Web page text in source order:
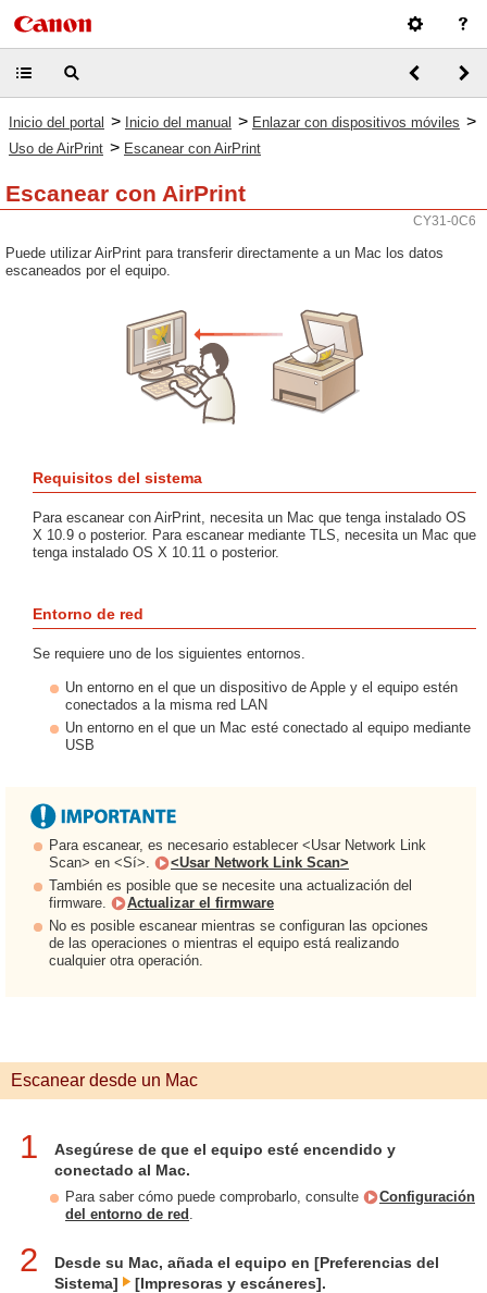
Inicio del portal > Inicio del manual > Enlazar con dispositivos móviles >
Uso de AirPrint > Escanear con AirPrint
Escanear con AirPrint
CY31-0C6
Puede utilizar AirPrint para transferir directamente a un Mac los datos
escaneados por el equipo.
Requisitos del sistema
Para escanear con AirPrint, necesita un Mac que tenga instalado OS
X 10.9 o posterior. Para escanear mediante TLS, necesita un Mac que
tenga instalado OS X 10.11 o posterior.
Entorno de red
Se requiere uno de los siguientes entornos.
Un entorno en el que un dispositivo de Apple y el equipo estén
conectados a la misma red LAN
Un entorno en el que un Mac esté conectado al equipo mediante
USB
Para escanear, es necesario establecer <Usar Network Link
Scan> en <Sí>.
<Usar Network Link Scan>
También es posible que se necesite una actualización del
firmware.
Actualizar el firmware
No es posible escanear mientras se configuran las opciones
de las operaciones o mientras el equipo está realizando
cualquier otra operación.
Escanear desde un Mac
1
Asegúrese de que el equipo esté encendido y
conectado al Mac.
Para saber cómo puede comprobarlo, consulte
Configuración
del entorno de red .
2
Desde su Mac, añada el equipo en [Preferencias del
Sistema]
[Impresoras y escáneres].